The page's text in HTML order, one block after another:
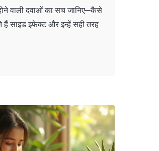
होने वाली दवाओं का सच जानिए—कैसे
हैं साइड इफेक्ट और इन्हें सही तरह